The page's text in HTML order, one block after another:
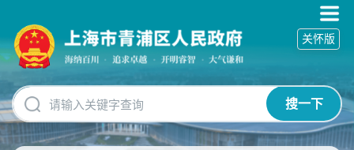
碍
操
明
跳
转
搜一下
关怀版